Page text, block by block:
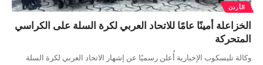
الأردن
الخزاعلة أمينًا عامًا للاتحاد العربي لكرة السلة على الكراسي
المتحركة
وكالة تليسكوب الإخبارية أُعلن رسميًا عن إشهار الاتحاد العربي لكرة السلة